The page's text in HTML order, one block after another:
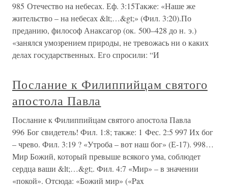
985 Отечество на небесах. Еф. 3:15Также: «Наше же
жительство – на небесах &lt;…&gt;» (Фил. 3:20).По
преданию, философ Анаксагор (ок. 500–428 до н. э.)
«занялся умозрением природы, не тревожась ни о каких
делах государственных. Его спросили: “И
Послание к Филиппийцам святого
апостола Павла
Послание к Филиппийцам святого апостола Павла
996 Бог свидетель! Фил. 1:8; также: 1 Фес. 2:5 997 Их бог
– чрево. Фил. 3:19 ? «Утроба – вот наш бог» (Е-17). 998…
Мир Божий, который превыше всякого ума, соблюдет
сердца ваши &lt;…&gt;. Фил. 4:7 «Мир» – в значении
«покой». Отсюда: «Божий мир» («Pax